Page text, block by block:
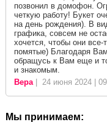
позвонил в домофон.
четкую работу! Букет
на день рождения). В
графика, совсем не
хочется, чтобы они
помятые) Благодаря
обращусь к Вам еще и
и знакомым.
Вера| 24 июня 2024 |
Мы принимаем: